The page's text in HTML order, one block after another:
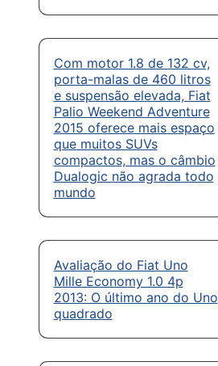
Com motor 1.8 de 132 cv,
porta-malas de 460 litros
e suspensão elevada, Fiat
Palio Weekend Adventure
2015 oferece mais espaço
que muitos SUVs
compactos, mas o câmbio
Dualogic não agrada todo
mundo
Avaliação do Fiat Uno
Mille Economy 1.0 4p
2013: O último ano do Uno
quadrado